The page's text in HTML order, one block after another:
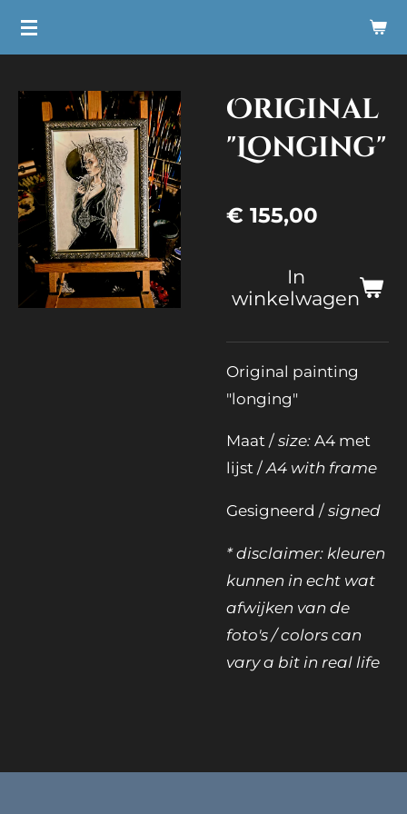
Ga
de
hoofdinhoud
Original
"Longing"
€ 155,00
In
winkelwagen
Original painting
"longing"
Maat / size: A4 met
lijst /A4 with frame
Gesigneerd / signed
* disclaimer: kleuren
kunnen in echt wat
afwijken van de
foto's / colors can
vary a bit in real life